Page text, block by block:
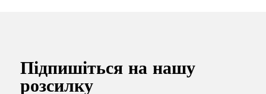
Підпишіться на нашу
розсилку